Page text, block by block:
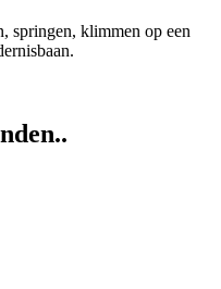
springen, klimmen op een